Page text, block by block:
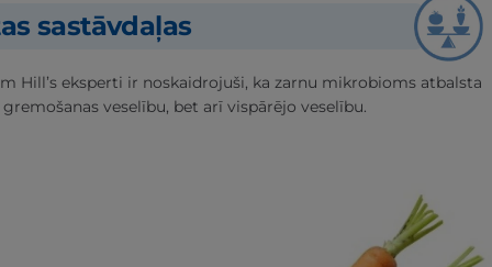
sastāvdaļas
Hill’s eksperti ir noskaidrojuši, ka zarnu mikrobioms atbalsta
veselību, bet arī vispārējo veselību.